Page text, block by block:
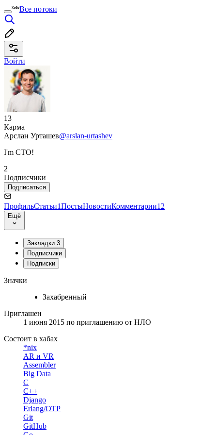
Все потоки
Войти
13
Карма
Арслан Урташев@arslan-urtashev
I'm CTO!
2
Подписчики
Подписаться
ПрофильСтатьи1ПостыНовостиКомментарии12
Ещё
Закладки 3
Подписчики
Подписки
Значки
Захабренный
Приглашен
1 июня 2015 по приглашению от НЛО
Состоит в хабах
*nix
AR и VR
Assembler
Big Data
C
C++
Django
Erlang/OTP
Git
GitHub